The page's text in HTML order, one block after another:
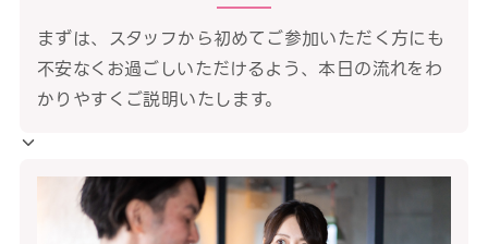
まずは、スタッフから初めてご参加いただく方にも
不安なくお過ごしいただけるよう、本日の流れをわ
かりやすくご説明いたします。